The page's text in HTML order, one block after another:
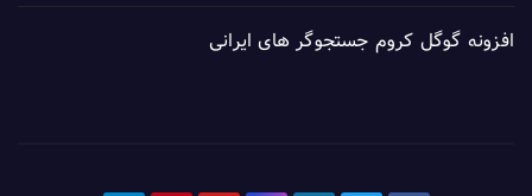
افزونه گوگل کروم جستجوگر های ایرانی